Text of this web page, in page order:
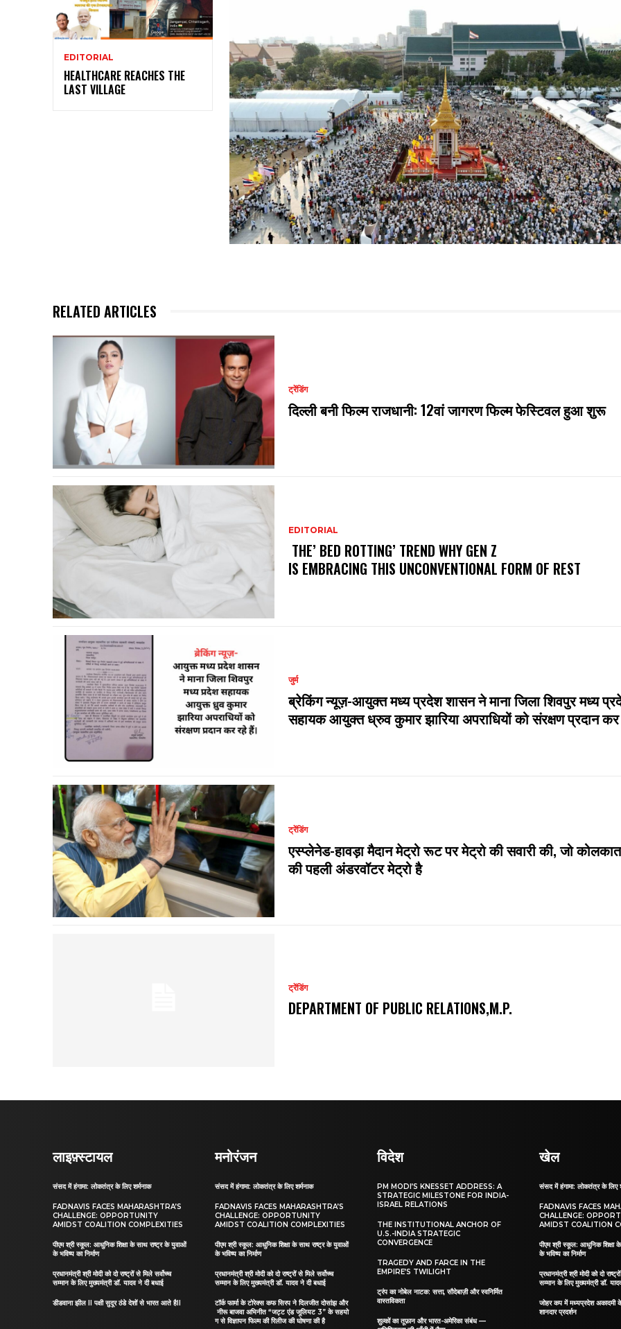
EDITORIAL
HEALTHCARE REACHES THE
LAST VILLAGE
RELATED ARTICLES
ट्रेंडिंग
दिल्ली बनी फिल्म राजधानी: 12वां जागरण फिल्म फेस्टिवल हुआ शुरू
EDITORIAL
THE’ BED ROTTING’ TREND WHY GEN Z
IS EMBRACING THIS UNCONVENTIONAL FORM OF REST
जुर्म
ब्रेकिंग न्यूज़-आयुक्त मध्य प्रदेश शासन ने माना जिला शिवपुर मध्य
सहायक आयुक्त ध्रुव कुमार झारिया अपराधियों को संरक्षण प्रदान
ट्रेंडिंग
एस्प्लेनेड-हावड़ा मैदान मेट्रो रूट पर मेट्रो की सवारी की, जो
की पहली अंडरवॉटर मेट्रो है
ट्रेंडिंग
DEPARTMENT OF PUBLIC RELATIONS,M.P.
लाइफ़्स्टायल
संसद में हंगामा: लोकतंत्र के लिए शर्मनाक
FADNAVIS FACES MAHARASHTRA’S
CHALLENGE: OPPORTUNITY
AMIDST COALITION COMPLEXITIES
पीएम श्री स्कूल: आधुनिक शिक्षा के साथ राष्ट्र के युवाओं
के भविष्य का निर्माण
प्रधानमंत्री श्री मोदी को दो राष्ट्रों से मिले सर्वोच्च
सम्मान के लिए मुख्यमंत्री डॉ. यादव ने दी बधाई
डीडवाना झील II पक्षी सुदूर ठंडे देशों से भारत आते हैII
मनोरंजन
संसद में हंगामा: लोकतंत्र के लिए शर्मनाक
FADNAVIS FACES MAHARASHTRA’S
CHALLENGE: OPPORTUNITY
AMIDST COALITION COMPLEXITIES
पीएम श्री स्कूल: आधुनिक शिक्षा के साथ राष्ट्र के युवाओं
के भविष्य का निर्माण
प्रधानमंत्री श्री मोदी को दो राष्ट्रों से मिले सर्वोच्च
सम्मान के लिए मुख्यमंत्री डॉ. यादव ने दी बधाई
टॉर्क फार्मा के टोरेक्स कफ सिरप ने दिलजीत दोसांझ और
नीरू बाजवा अभिनीत “जट्ट एंड जूलियट 3” के सहयो
ग से विज्ञापन फिल्म की रिलीज की घोषणा की है
विदेश
PM MODI’S KNESSET ADDRESS: A
STRATEGIC MILESTONE FOR INDIA-
ISRAEL RELATIONS
THE INSTITUTIONAL ANCHOR OF
U.S.-INDIA STRATEGIC
CONVERGENCE
TRAGEDY AND FARCE IN THE
EMPIRE’S TWILIGHT
ट्रंप का नोबेल नाटक: सत्ता, सौदेबाज़ी और स्वनिर्मित
वास्तविकता
शुल्कों का तूफ़ान और भारत-अमेरिका संबंध —
खेल
संसद में हंगामा: लोकतंत्र के लिए
FADNAVIS FACES
CHALLENGE:
AMIDST COALITION
पीएम श्री स्कूल: आधुनिक शिक्षा
के भविष्य का निर्माण
प्रधानमंत्री श्री मोदी को दो
सम्मान के लिए मुख्यमंत्री डॉ.
जोहर कप में मध्यप्रदेश अकादमी
शानदार प्रदर्शन